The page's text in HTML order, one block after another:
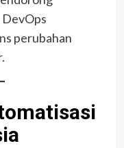
perubahan